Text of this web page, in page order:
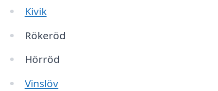
Kivik
Rökeröd
Hörröd
Vinslöv